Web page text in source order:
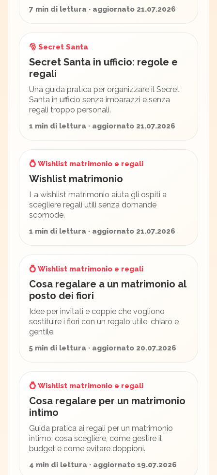
7 min di lettura · aggiornato 21.07.2026
🎅 Secret Santa
Secret Santa in ufficio: regole e
regali
Una guida pratica per organizzare il Secret
Santa in ufficio senza imbarazzi e senza
regali troppo personali.
1 min di lettura · aggiornato 21.07.2026
💍 Wishlist matrimonio e regali
Wishlist matrimonio
La wishlist matrimonio aiuta gli ospiti a
scegliere regali utili senza domande
scomode.
1 min di lettura · aggiornato 21.07.2026
💍 Wishlist matrimonio e regali
Cosa regalare a un matrimonio al
posto dei fiori
Idee per invitati e coppie che vogliono
sostituire i fiori con un regalo utile, chiaro e
gentile.
5 min di lettura · aggiornato 20.07.2026
💍 Wishlist matrimonio e regali
Cosa regalare per un matrimonio
intimo
Guida pratica ai regali per un matrimonio
intimo: cosa scegliere, come gestire il
budget e come evitare doppioni.
4 min di lettura · aggiornato 19.07.2026